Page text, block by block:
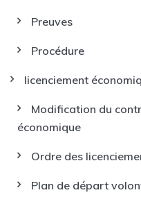
Preuves
Procédure
licenciement
Modification du
économique
Ordre des
Plan de départ